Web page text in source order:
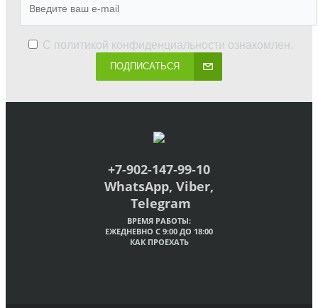
С политикой конфиденциальности ознакомлен.
ПОДПИСАТЬСЯ
+7-902-147-99-10
WhatsApp, Viber,
Telegram
ВРЕМЯ РАБОТЫ:
ЕЖЕДНЕВНО С 9:00 ДО 18:00
КАК ПРОЕХАТЬ